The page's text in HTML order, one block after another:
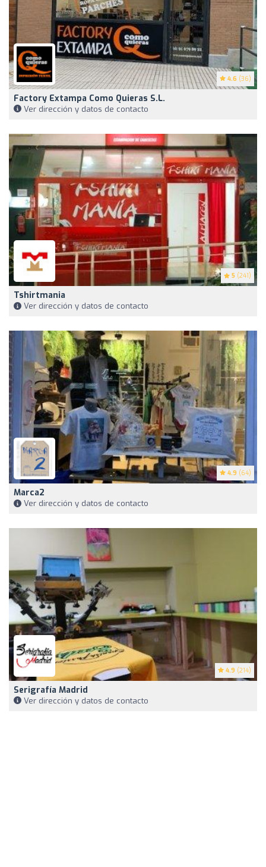
4.6 (36)
Factory Extampa Como Quieras S.l.
Ver dirección y datos de contacto
5 (241)
Tshirtmania
Ver dirección y datos de contacto
4.9 (64)
Marca2
Ver dirección y datos de contacto
4.9 (214)
Serigrafía Madrid
Ver dirección y datos de contacto